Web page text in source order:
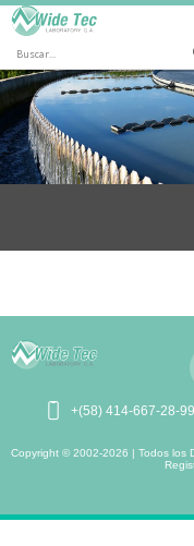
+(58) 414-667-28-99
Copyright © 2002-2026 | Todos los